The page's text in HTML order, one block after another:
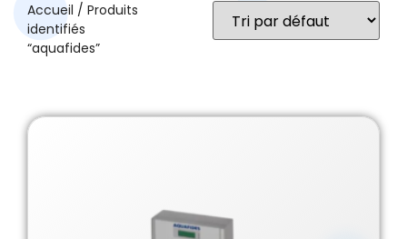
Accueil / Produits
identifiés
“aquafides”